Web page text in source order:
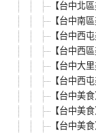
【台中北
【台中南
【台中西
【台中西
【台中大
【台中西
【台中美
【台中美
【台中美